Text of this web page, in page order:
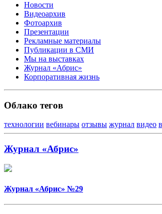
Новости
Видеоархив
Фотоархив
Презентации
Рекламные материалы
Публикации в СМИ
Мы на выставках
Журнал «Абрис»
Корпоративная жизнь
Облако тегов
технологии вебинары отзывы журнал видео
Журнал «Абрис»
Журнал «Абрис» №29